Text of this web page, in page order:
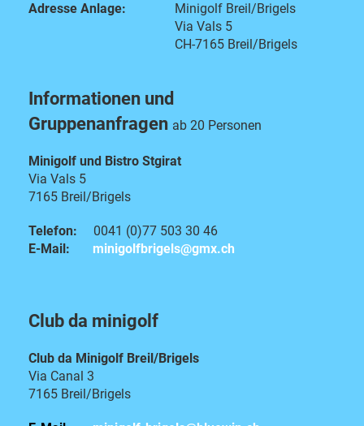
Adresse Anlage:
Minigolf Breil/Brigels
Via Vals 5
CH-7165 Breil/Brigels
Informationen und
Gruppenanfragen ab 20 Personen
Minigolf und Bistro Stgirat
Via Vals 5
7165 Breil/Brigels
Telefon: 0041 (0)77 503 30 46
E-Mail:
minigolfbrigels@gmx.ch
Club da minigolf
Club da Minigolf Breil/Brigels
Via Canal 3
7165 Breil/Brigels